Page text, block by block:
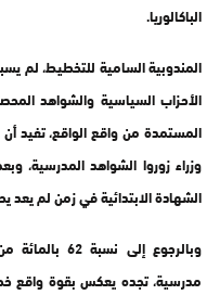
الباكالوريا.
المندوبية السامية للتخطيط، لم
الأحزاب السياسية والشواهد
المستمدة من واقع الواقع، تفيد
وزراء زوروا الشواهد المدرسية،
الشهادة الابتدائية في زمن لم يعد
وبالرجوع إلى
مدرسية، تجده يعكس بقوة واقع